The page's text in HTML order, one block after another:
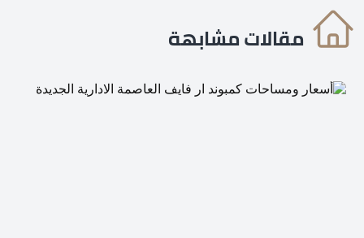
مقالات مشابهة